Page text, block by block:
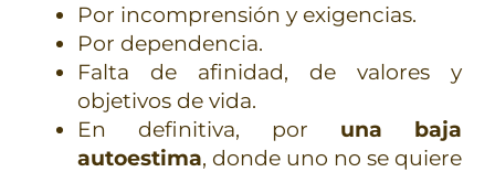
Por incomprensión y exigencias.
Por dependencia.
Falta de afinidad, de valores y
objetivos de vida.
En definitiva, por una baja
autoestima, donde uno no se quiere